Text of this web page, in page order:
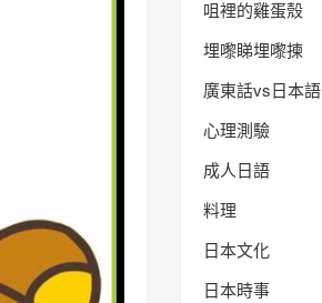
咀裡的雞蛋殼
埋嚟睇埋嚟揀
廣東話vs日本語
心理測驗
成人日語
料理
日本文化
日本時事